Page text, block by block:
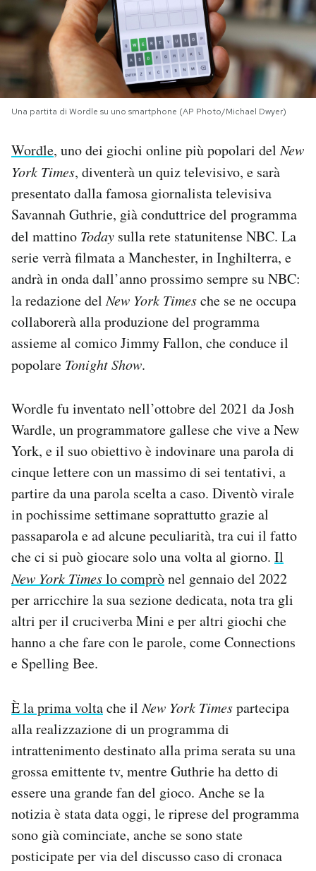
I MIEI PREFERITI
SHOP
AREA PERSONALE
Area Personale
Notifiche mobile
Regala il Post
Hai bisogno di aiuto?
Esci
Una partita di Wordle su uno smartphone (AP Photo/Michael Dwyer)
Wordle, uno dei giochi online più popolari delNew
York Times, diventerà un quiz televisivo, e sarà
presentato dalla famosa giornalista televisiva
Savannah Guthrie, già conduttrice del programma
del mattino Today sulla rete statunitense NBC. La
serie verrà filmata a Manchester, in Inghilterra, e
andrà in onda dall’anno prossimo sempre su NBC:
la redazione delNew York Timesche se ne occupa
collaborerà alla produzione del programma
assieme al comico Jimmy Fallon, che conduce il
popolare Tonight Show.
Wordle fu inventato nell’ottobre del 2021 da Josh
Wardle, un programmatore gallese che vive a New
York, e il suo obiettivo è indovinare una parola di
cinque lettere con un massimo di sei tentativi, a
partire da una parola scelta a caso. Diventò virale
in pochissime settimane soprattutto grazie al
passaparola e ad alcune peculiarità, tra cui il fatto
che ci si può giocare solo una volta al giorno. Il
New York Timeslo comprònel gennaio del 2022
per arricchire la sua sezione dedicata, nota tra gli
altri per il cruciverba Mini e per altri giochi che
hanno a che fare con le parole, come Connections
e Spelling Bee.
È la prima voltache ilNew York Timespartecipa
alla realizzazione di un programma di
intrattenimento destinato alla prima serata su una
grossa emittente tv, mentre Guthrie ha detto di
essere una grande fan del gioco. Anche se la
notizia è stata data oggi, le riprese del programma
sono già cominciate, anche se sono state
posticipate per via del discusso caso di cronaca